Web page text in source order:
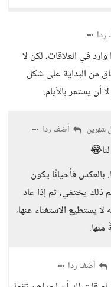
في العلاقات، لكن لا
من البداية على شكل
أن يستمر بالأيام.
شهرين أضف ردا
بالعكس فأحيانًا يكون
ذلك يختفي، ثم إذا عاد
يستطيع الاستغناء عنها،
أضف ردا